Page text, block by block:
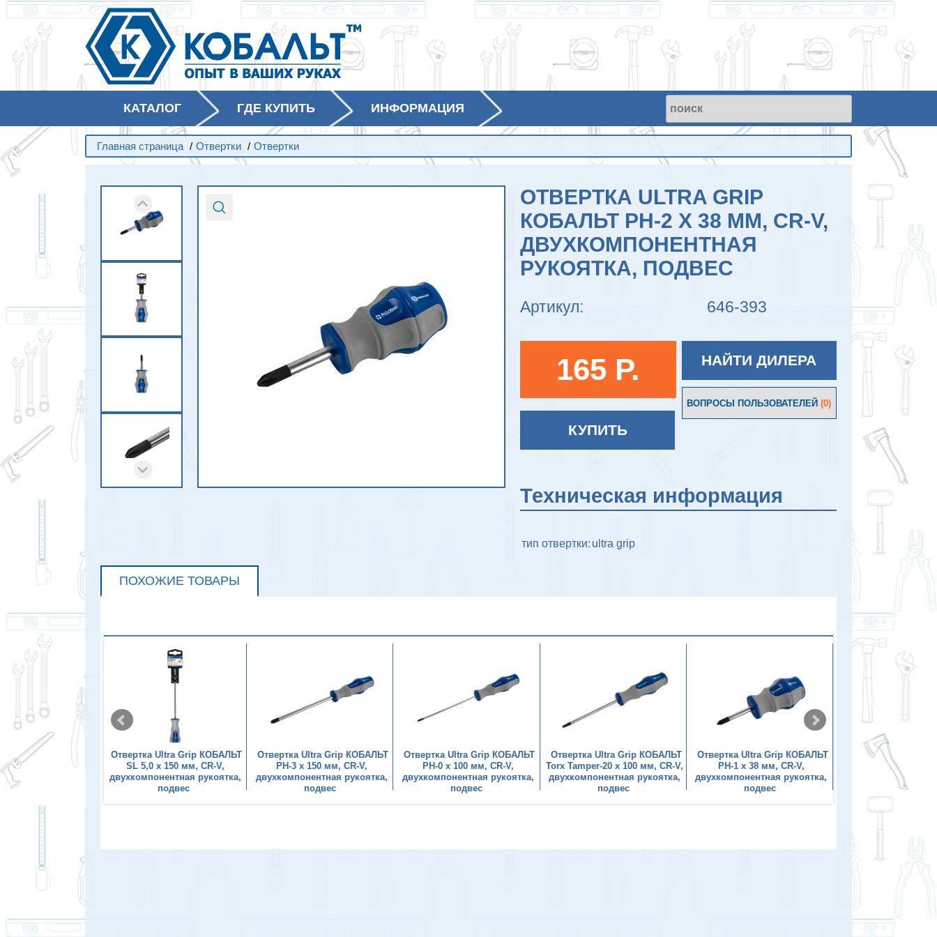
КАТАЛОГ ГДЕ КУПИТЬ ИНФОРМАЦИЯ
Главная страница / Отвертки / Отвертки
ОТВЕРТКА ULTRA GRIP
КОБАЛЬТ PH-2 Х 38 ММ, CR-V,
ДВУХКОМПОНЕНТНАЯ
РУКОЯТКА, ПОДВЕС
Артикул: 646-393
165 P.
КУПИТЬ
НАЙТИ ДИЛЕРА
ВОПРОСЫ ПОЛЬЗОВАТЕЛЕЙ(0)
Техническая информация
тип отвертки: ultra grip
ПОХОЖИЕ ТОВАРЫ
Ultra Grip КОБАЛЬТ
25 х 100 мм, CR-V,
рукоятка,
подвес
Отвертка Ultra Grip КОБАЛЬТ
SL 5,0 х 150 мм, CR-V,
двухкомпонентная рукоятка,
подвес
Отвертка Ultra Grip КОБАЛЬТ
PH-3 х 150 мм, CR-V,
двухкомпонентная рукоятка,
подвес
Отвертка Ultra Grip КОБАЛЬТ
PH-0 х 100 мм, CR-V,
двухкомпонентная рукоятка,
подвес
Отвертка Ultra Grip КОБАЛЬТ
Torx Tamper-20 х 100 мм, CR-V,
двухкомпонентная рукоятка,
подвес
Отвертка Ultra Grip КОБАЛЬТ
PH-1 х 38 мм, CR-V,
двухкомпонентная рукоятка,
подвес
Отвертка Ultra
PH-2 х 100 мм,
двухкомпонентная
подвес